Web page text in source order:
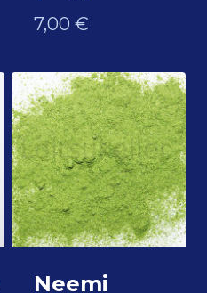
7,00 €
Neemi